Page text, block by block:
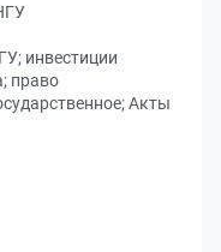
инвестиции
право
Акты